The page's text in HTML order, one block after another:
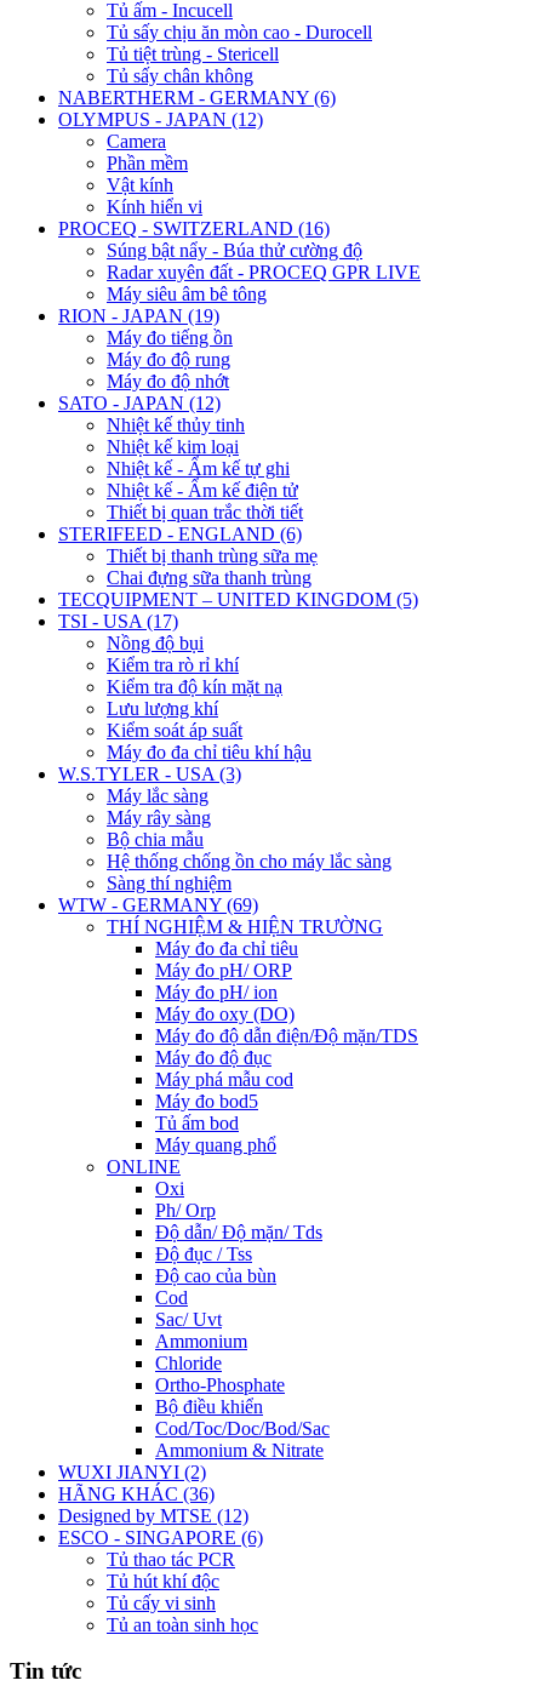
Tủ ấm - Incucell
Tủ sấy chịu ăn mòn cao - Durocell
Tủ tiệt trùng - Stericell
Tủ sấy chân không
NABERTHERM - GERMANY (6)
OLYMPUS - JAPAN (12)
Camera
Phần mềm
Vật kính
Kính hiển vi
PROCEQ - SWITZERLAND (16)
Súng bật nẩy - Búa thử cường độ
Radar xuyên đất - PROCEQ GPR LIVE
Máy siêu âm bê tông
RION - JAPAN (19)
Máy đo tiếng ồn
Máy đo độ rung
Máy đo độ nhớt
SATO - JAPAN (12)
Nhiệt kế thủy tinh
Nhiệt kế kim loại
Nhiệt kế - Ẩm kế tự ghi
Nhiệt kế - Ẩm kế điện tử
Thiết bị quan trắc thời tiết
STERIFEED - ENGLAND (6)
Thiết bị thanh trùng sữa mẹ
Chai đựng sữa thanh trùng
TECQUIPMENT – UNITED KINGDOM (5)
TSI - USA (17)
Nồng độ bụi
Kiểm tra rò rỉ khí
Kiểm tra độ kín mặt nạ
Lưu lượng khí
Kiểm soát áp suất
Máy đo đa chỉ tiêu khí hậu
W.S.TYLER - USA (3)
Máy lắc sàng
Máy rây sàng
Bộ chia mẫu
Hệ thống chống ồn cho máy lắc sàng
Sàng thí nghiệm
WTW - GERMANY (69)
THÍ NGHIỆM & HIỆN TRƯỜNG
Máy đo đa chỉ tiêu
Máy đo pH/ ORP
Máy đo pH/ ion
Máy đo oxy (DO)
Máy đo độ dẫn điện/Độ mặn/TDS
Máy đo độ đục
Máy phá mẫu cod
Máy đo bod5
Tủ ấm bod
Máy quang phổ
ONLINE
Oxi
Ph/ Orp
Độ dẫn/ Độ mặn/ Tds
Độ đục / Tss
Độ cao của bùn
Cod
Sac/ Uvt
Ammonium
Chloride
Ortho-Phosphate
Bộ điều khiển
Cod/Toc/Doc/Bod/Sac
Ammonium & Nitrate
WUXI JIANYI (2)
HÃNG KHÁC (36)
Designed by MTSE (12)
ESCO - SINGAPORE (6)
Tủ thao tác PCR
Tủ hút khí độc
Tủ cấy vi sinh
Tủ an toàn sinh học
Tin tức